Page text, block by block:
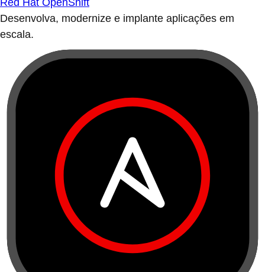
Red Hat OpenShift
Desenvolva, modernize e implante aplicações em
escala.